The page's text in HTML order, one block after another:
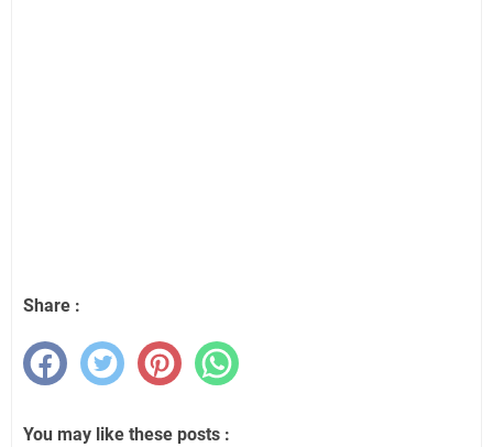
Share :
You may like these posts :